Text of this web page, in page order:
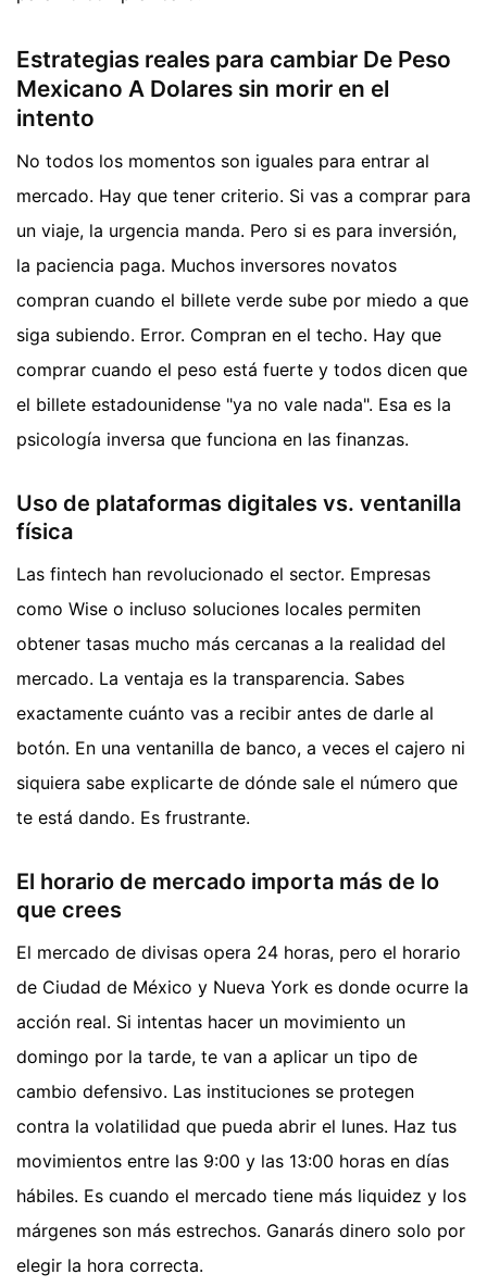
Estrategias reales para cambiar De Peso
Mexicano A Dolares sin morir en el
intento
No todos los momentos son iguales para entrar al
mercado. Hay que tener criterio. Si vas a comprar para
un viaje, la urgencia manda. Pero si es para inversión,
la paciencia paga. Muchos inversores novatos
compran cuando el billete verde sube por miedo a que
siga subiendo. Error. Compran en el techo. Hay que
comprar cuando el peso está fuerte y todos dicen que
el billete estadounidense "ya no vale nada". Esa es la
psicología inversa que funciona en las finanzas.
Uso de plataformas digitales vs. ventanilla
física
Las fintech han revolucionado el sector. Empresas
como Wise o incluso soluciones locales permiten
obtener tasas mucho más cercanas a la realidad del
mercado. La ventaja es la transparencia. Sabes
exactamente cuánto vas a recibir antes de darle al
botón. En una ventanilla de banco, a veces el cajero ni
siquiera sabe explicarte de dónde sale el número que
te está dando. Es frustrante.
El horario de mercado importa más de lo
que crees
El mercado de divisas opera 24 horas, pero el horario
de Ciudad de México y Nueva York es donde ocurre la
acción real. Si intentas hacer un movimiento un
domingo por la tarde, te van a aplicar un tipo de
cambio defensivo. Las instituciones se protegen
contra la volatilidad que pueda abrir el lunes. Haz tus
movimientos entre las 9:00 y las 13:00 horas en días
hábiles. Es cuando el mercado tiene más liquidez y los
márgenes son más estrechos. Ganarás dinero solo por
elegir la hora correcta.